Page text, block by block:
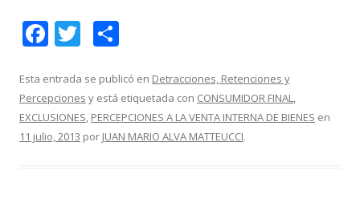
F
e
b
o
T
itt
er
m
p
ar
Esta entrada se publicó en Detracciones, Retenciones y
Percepciones y está etiquetada con CONSUMIDOR FINAL,
EXCLUSIONES, PERCEPCIONES A LA VENTA INTERNA DE BIENES en
11 julio, 2013 por JUAN MARIO ALVA MATTEUCCI.